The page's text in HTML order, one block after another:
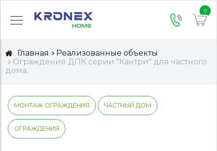
0
Главная
Реализованные объекты
Ограждения ДПК серии "Кантри" для частного
дома.
МОНТАЖ ОГРАЖДЕНИЯ ЧАСТНЫЙ ДОМ
ОГРАЖДЕНИЯ